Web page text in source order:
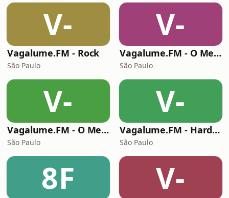
V-
Vagalume.FM - Rock
São Paulo
V-
Vagalume.FM - O Melhor de Pink Floyd
São Paulo
V-
Vagalume.FM - O Melhor de Coldplay
São Paulo
V-
Vagalume.FM - Hard Rock
São Paulo
8F V-